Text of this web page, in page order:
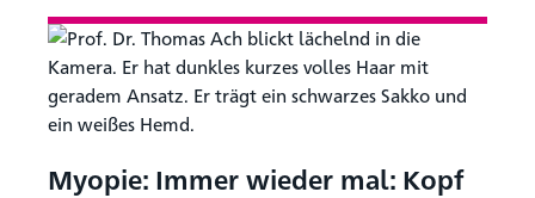
Myopie: Immer wieder mal: Kopf